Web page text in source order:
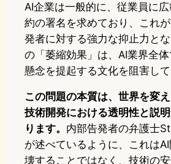
AI企業は一般的に、従業員に
約の署名を求めており、これ
発者に対する強力な抑止力と
の「萎縮効果」は、AI業界全
懸念を提起する文化を阻害して
この問題の本質は、世界を変
技術開発における透明性と説
ります。 内部告発者の弁護士
が述べているように、これは
壊することではなく、技術の